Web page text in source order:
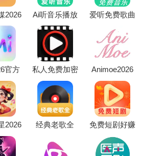
2026
本
Ai听音乐播放
器最新手机版
爱听免费歌曲
件)
官方
本
私人免费加密
播放器2026最
新版本
Animoe2026
官方最新版本
2026
本
经典老歌全
版本
免费短剧好赚
2026最新版本